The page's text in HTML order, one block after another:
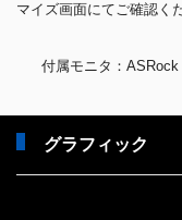
マイズ画面にてご確認く
付属モニタ：
グラフィック